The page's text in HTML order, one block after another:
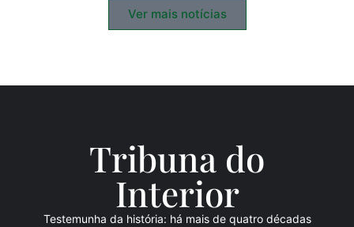
Ver mais notícias
Tribuna do
Interior
Testemunha da história: há mais de quatro décadas